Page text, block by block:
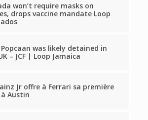
won’t require masks on
drops vaccine mandate Loop
was likely detained in
– JCF | Loop Jamaica
Jr offre à Ferrari sa première
Austin